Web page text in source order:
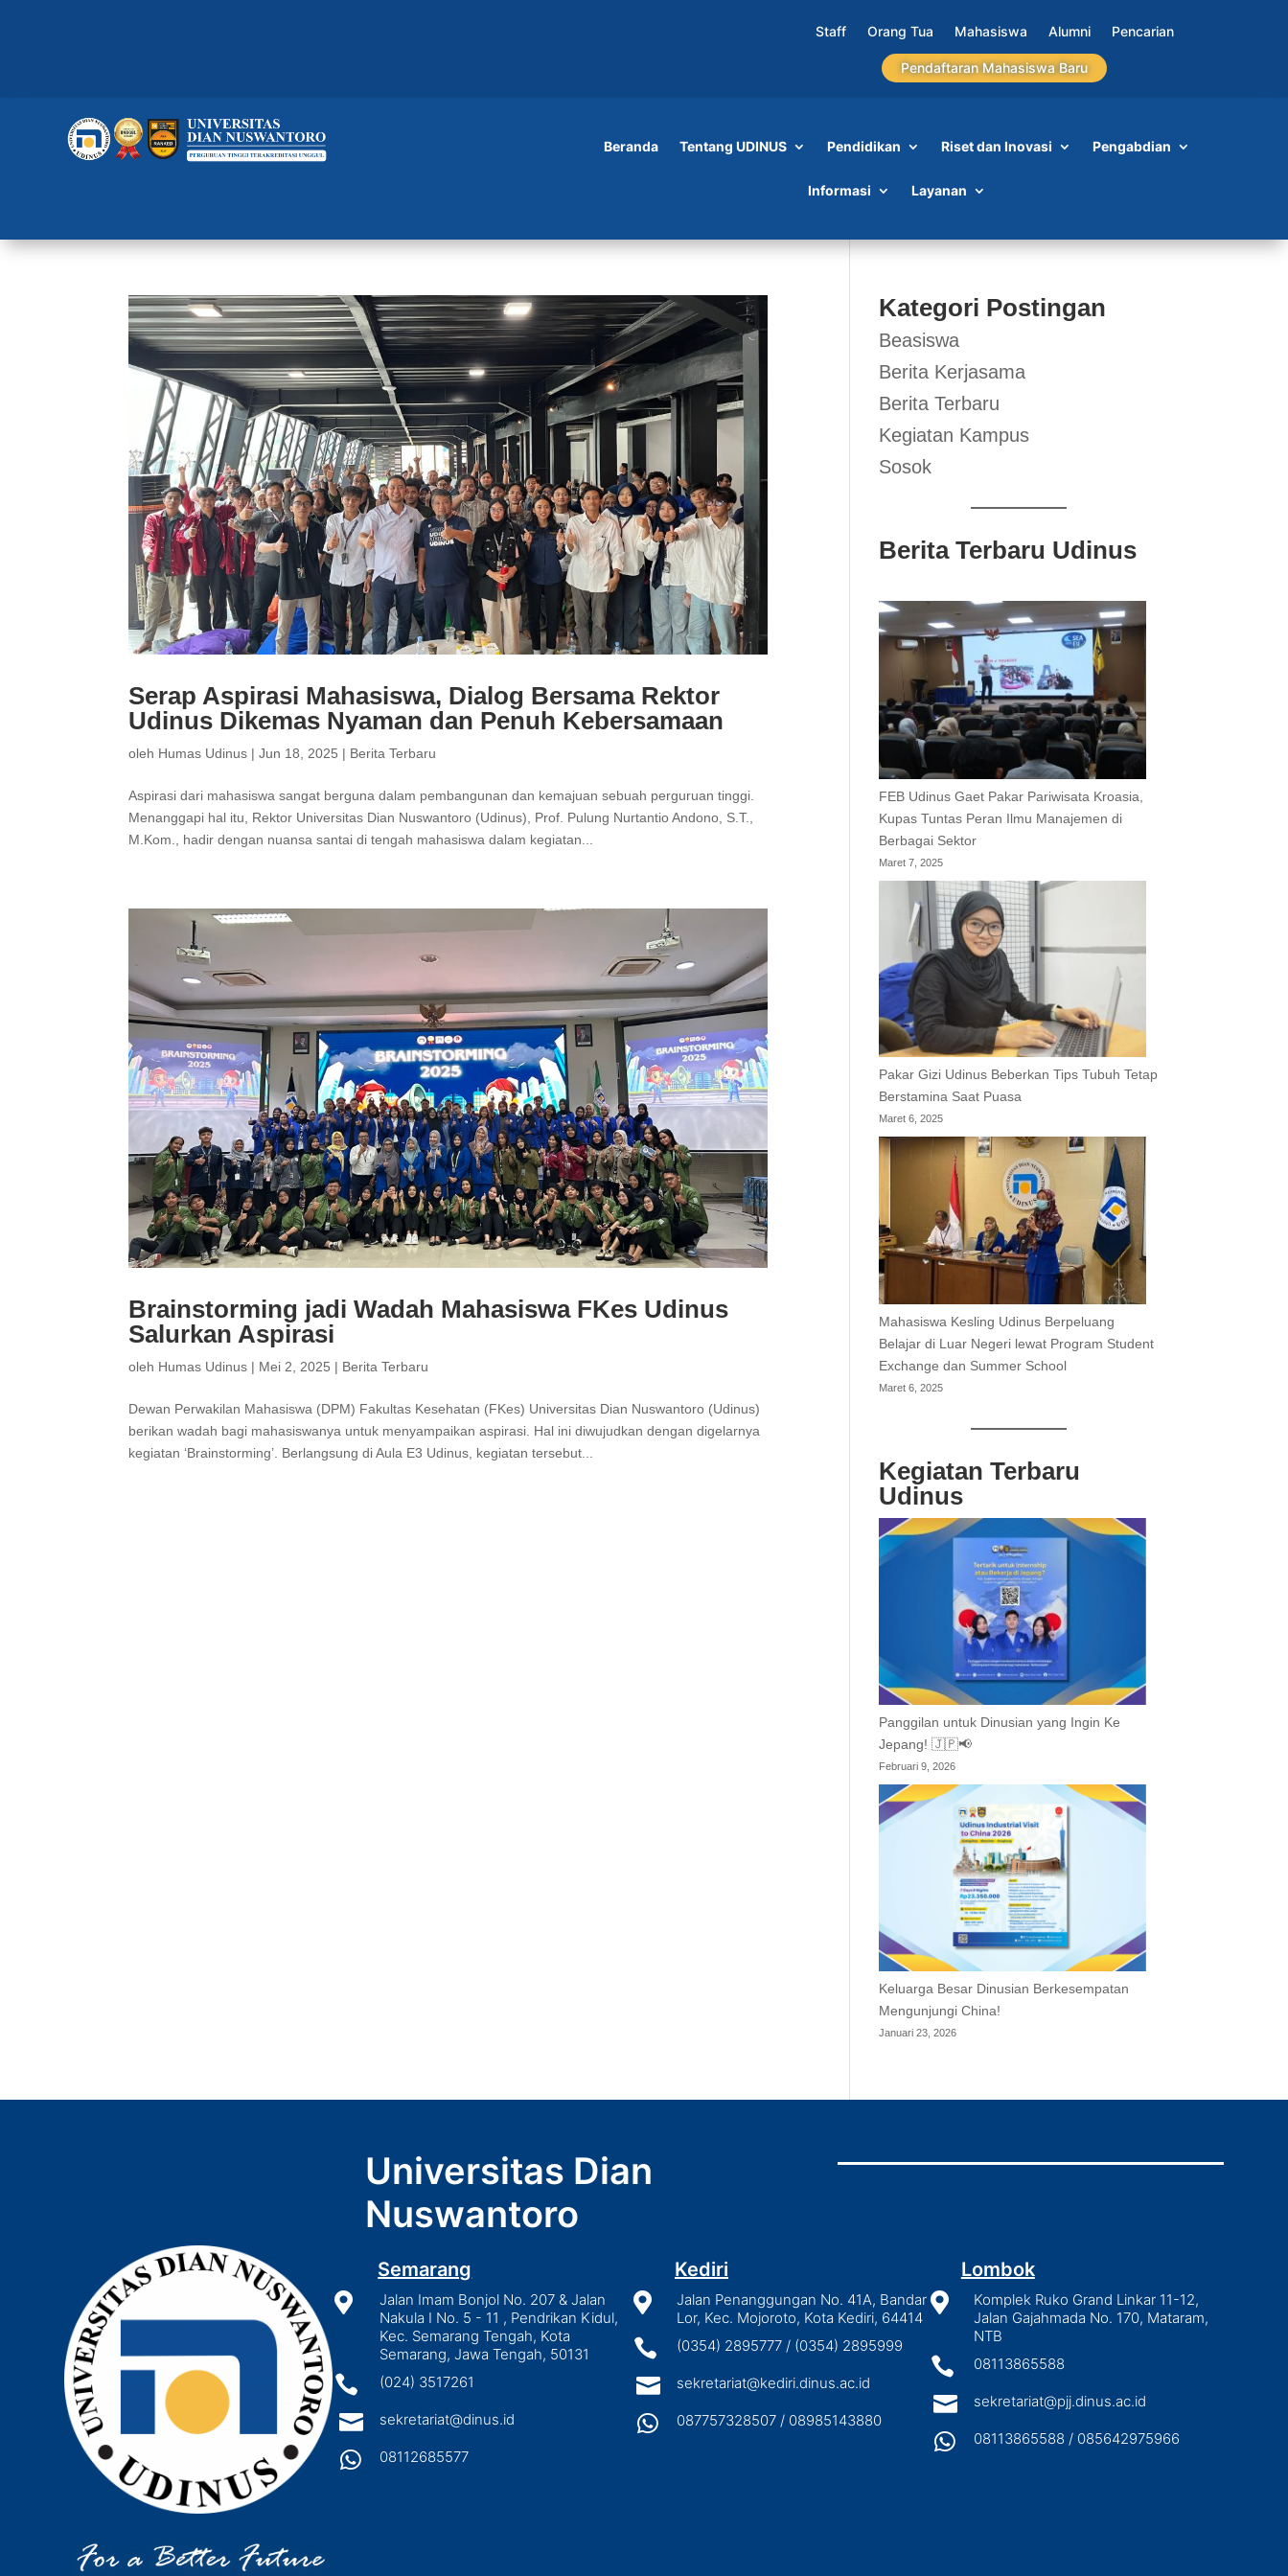
Staff Orang Tua Mahasiswa Alumni Pencarian
Pendaftaran Mahasiswa Baru
Beranda Tentang UDINUS Pendidikan Riset dan Inovasi Pengabdian
Informasi Layanan
Serap Aspirasi Mahasiswa, Dialog Bersama Rektor
Udinus Dikemas Nyaman dan Penuh Kebersamaan
oleh Humas Udinus |Jun 18, 2025 | Berita Terbaru
Aspirasi dari mahasiswa sangat berguna dalam pembangunan dan kemajuan sebuah perguruan tinggi.
Menanggapi hal itu, Rektor Universitas Dian Nuswantoro (Udinus), Prof. Pulung Nurtantio Andono, S.T.,
M.Kom., hadir dengan nuansa santai di tengah mahasiswa dalam kegiatan...
Brainstorming jadi Wadah Mahasiswa FKes Udinus
Salurkan Aspirasi
oleh Humas Udinus | Mei 2, 2025 | Berita Terbaru
Dewan Perwakilan Mahasiswa (DPM) Fakultas Kesehatan (FKes) Universitas Dian Nuswantoro (Udinus)
berikan wadah bagi mahasiswanya untuk menyampaikan aspirasi. Hal ini diwujudkan dengan digelarnya
kegiatan ‘Brainstorming’. Berlangsung di Aula E3 Udinus, kegiatan tersebut...
Kategori Postingan
Beasiswa
Berita Kerjasama
Berita Terbaru
Kegiatan Kampus
Sosok
Berita Terbaru Udinus
FEB Udinus Gaet Pakar Pariwisata Kroasia,
Kupas Tuntas Peran Ilmu Manajemen di
Berbagai Sektor
Maret 7, 2025
Pakar Gizi Udinus Beberkan Tips Tubuh Tetap
Berstamina Saat Puasa
Maret 6, 2025
Mahasiswa Kesling Udinus Berpeluang
Belajar di Luar Negeri lewat Program Student
Exchange dan Summer School
Maret 6, 2025
Kegiatan Terbaru
Udinus
Panggilan untuk Dinusian yang Ingin Ke
Jepang! 🇯🇵📢
Februari 9, 2026
Keluarga Besar Dinusian Berkesempatan
Mengunjungi China!
Januari 23, 2026
Universitas Dian
Nuswantoro
Semarang

Jalan Imam Bonjol No. 207 & Jalan
Nakula I No. 5 - 11 , Pendrikan Kidul,
Kec. Semarang Tengah, Kota
Semarang, Jawa Tengah, 50131
 (024) 3517261
 sekretariat@dinus.id
 08112685577
Kediri

Jalan Penanggungan No. 41A, Bandar
Lor, Kec. Mojoroto, Kota Kediri, 64414
 (0354) 2895777 / (0354) 2895999
 sekretariat@kediri.dinus.ac.id
 087757328507 / 08985143880
Lombok

Komplek Ruko Grand Linkar 11-12,
Jalan Gajahmada No. 170, Mataram,
NTB
 08113865588
 sekretariat@pjj.dinus.ac.id
 08113865588 / 085642975966